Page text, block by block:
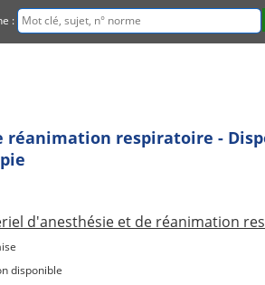
:
respiratoire -
d'anesthésie et de réanimation
disponible